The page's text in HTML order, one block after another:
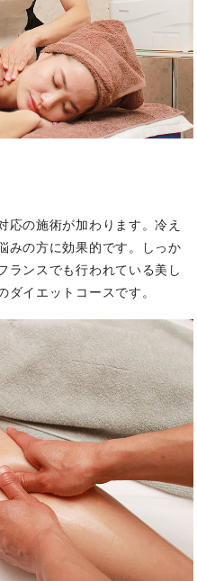
応の施術が加わります。冷え
みの方に効果的です。しっか
ランスでも行われている美し
ダイエットコースです。